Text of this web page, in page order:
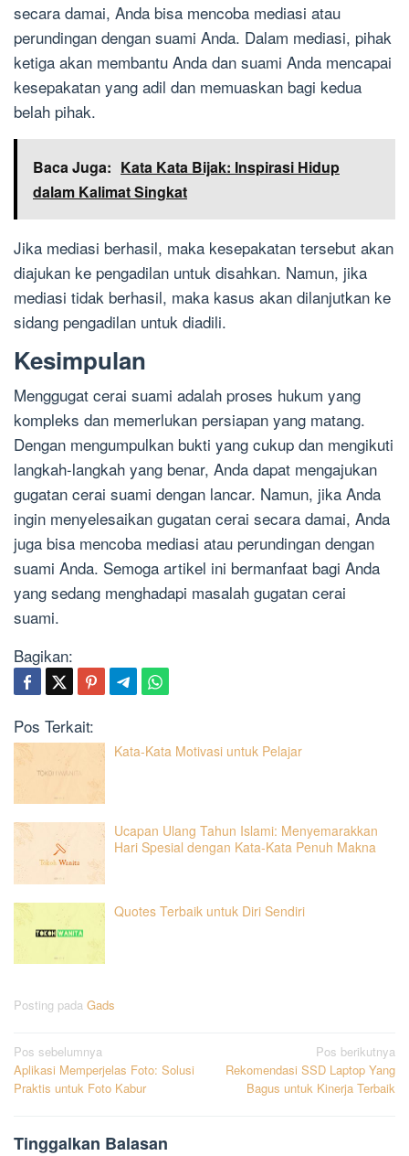
secara damai, Anda bisa mencoba mediasi atau
perundingan dengan suami Anda. Dalam mediasi, pihak
ketiga akan membantu Anda dan suami Anda mencapai
kesepakatan yang adil dan memuaskan bagi kedua
belah pihak.
Baca Juga: Kata Kata Bijak: Inspirasi Hidup
dalam Kalimat Singkat
Jika mediasi berhasil, maka kesepakatan tersebut akan
diajukan ke pengadilan untuk disahkan. Namun, jika
mediasi tidak berhasil, maka kasus akan dilanjutkan ke
sidang pengadilan untuk diadili.
Kesimpulan
Menggugat cerai suami adalah proses hukum yang
kompleks dan memerlukan persiapan yang matang.
Dengan mengumpulkan bukti yang cukup dan mengikuti
langkah-langkah yang benar, Anda dapat mengajukan
gugatan cerai suami dengan lancar. Namun, jika Anda
ingin menyelesaikan gugatan cerai secara damai, Anda
juga bisa mencoba mediasi atau perundingan dengan
suami Anda. Semoga artikel ini bermanfaat bagi Anda
yang sedang menghadapi masalah gugatan cerai
suami.
Bagikan:
Pos Terkait:
Kata-Kata Motivasi untuk Pelajar
Ucapan Ulang Tahun Islami: Menyemarakkan
Hari Spesial dengan Kata-Kata Penuh Makna
Quotes Terbaik untuk Diri Sendiri
Posting pada Gads
Navigasi
pos
Pos sebelumnya
Aplikasi Memperjelas Foto: Solusi
Praktis untuk Foto Kabur
Pos berikutnya
Rekomendasi SSD Laptop Yang
Bagus untuk Kinerja Terbaik
Tinggalkan Balasan